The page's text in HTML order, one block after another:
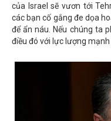
của Israel sẽ vươn tới
các bạn cố gắng đe dọa
để ẩn náu. Nếu chúng ta
điều đó với lực lượng mạnh